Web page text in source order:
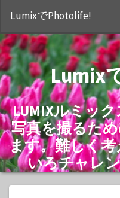
LumixでPhotolife!
Lumix
LUMIXルミッ
写真を撮るた
ます。難しく
いろチャレ